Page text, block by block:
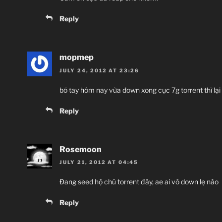
Reply
mopmep
JULY 24, 2012 AT 23:26
bó tay hôm nay vừa down xong cục 7g torrent thì lại
Reply
Rosemoon
JULY 21, 2012 AT 04:45
Đang seed hộ chú torrent đây, ae ai vô down lẹ nào
Reply